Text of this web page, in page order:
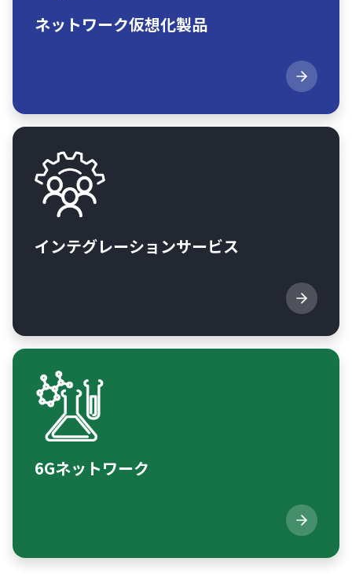
ネットワーク仮想化製品
インテグレーションサービス
6Gネットワーク